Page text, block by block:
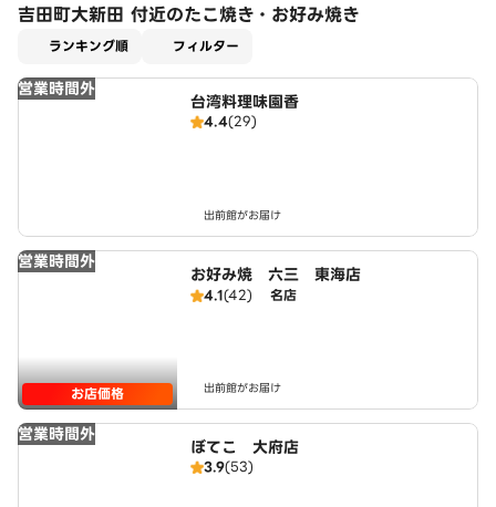
吉田町大新田 付近のたこ焼き・お好み焼き
ランキング順 フィルター
営業時間外
台湾料理味園香
4.4(29)
出前館がお届け
営業時間外
お店価格
お好み焼 六三 東海店
4.1(42) 名店
出前館がお届け
営業時間外
ぼてこ 大府店
3.9(53)